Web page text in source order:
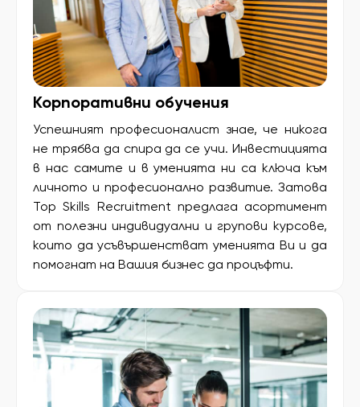
Корпоративни обучения
Успешният професионалист знае, че никога
не трябва да спира да се учи. Инвестицията
в нас самите и в уменията ни са ключа към
личното и професионално развитие. Затова
Top Skills Recruitment предлага асортимент
от полезни индивидуални и групови курсове,
които да усъвършенстват уменията Ви и да
помогнат на Вашия бизнес да процъфти.